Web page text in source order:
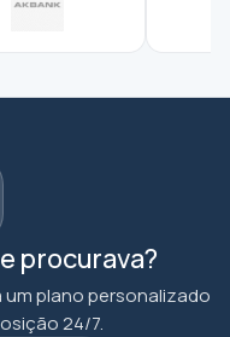
procurava?
plano personalizado
24/7.